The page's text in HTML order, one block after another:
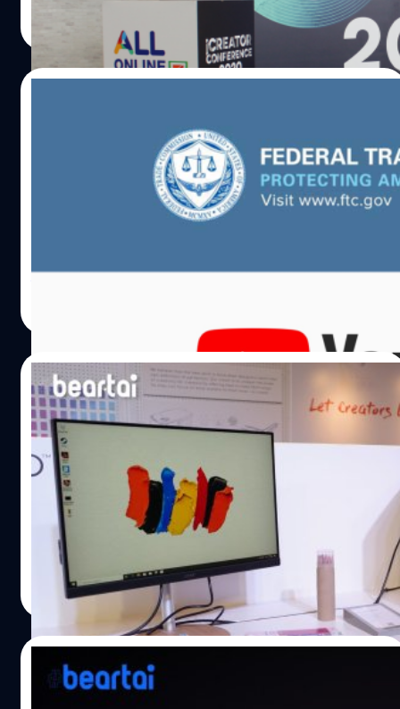
ออนไลน์และออฟไลน์ นายขจร เจียรนัยพานิชย์ ผู้บริหาร เดอะ
ซีโร่ พับลิชชิ่ง จำกัด ขึ้นกล่าวเปิดงาน “iCreator Conference
2020 presented by All Online” โดยเริ่มต้นด้วยการกล่าวถึง
สถิติของเม็ดเงินลงทุนในสื่อดิจิทัลของไทย พบว่าเพียงแค่ช่วง
ล้านบาท เมื่อเปรียบเทียบกับปี 2019 ที่เม็ดเงินลงทุนในสื่อ
ดิจิทัลตลอดทั้งปีอยู่ที่ 19,555 ล้านบาทแล้ว ถือว่าเติบโตอย่าง
ก้าวกระโดด โดยมีปัจจัยบวกคือวิกฤตโควิด…
Read More
สรุปประเด็น ช่องเด็กยังมีบน Youtube ต่อได้
หรือไม่ แล้วหลังจากนี้ Youtuber จะเป็นยังไง
เป็นเรื่องที่เหล่ายูทูบเบอร์และเหล่าครีเอเตอร์ต่างอกสั่นขวัญ
หายกันเป็นทิวแถว โดยเฉพาะเหล่าครีเอเตอร์ที่ทำคอนเทนต์
ซึ่งจะมีผลกระทบไปถึงเรื่องของการรับรายได้ในอนาคต ก่อนที่
มา ต้องมาทำความรู้จักกับกฎหมายที่เกี่ยวข้องกันก่อน FTC
และ COPPA คืออะไร (?) FTC หรือ Federal Trade
Commission คือคณะกรรมาธิการการค้าแห่งสหพันธรัฐของ
สหรัฐอเมริกา เป็นหน่วยงานที่ออกกฎหมายและกฎระเบียบ
ต่าง ๆ ที่เกี่ยวข้องกับข้อมูลส่วนบุคคล รวมไปถึงกฎหมายว่า
ด้วยความคุ้มครองข้อมูลส่วนบุคคลทางอินเทอร์เน็ตของเด็ก
(Children’s Online Privacy Protection Act) หรือที่เรียกสั้น
ๆ กันในตอนนี้ว่า "กฎหมาย COPPA" ซึ่งกฎหมาย COPPA
ที่ทาง FTC ได้ออกมานั้น ร่างขึ้นเมื่อปี 1998 (พ.ศ. 2541) และ
ประกาศบังคับใช้ตั้งแต่ปี 2000 (พ.ศ. 2543) และมีการ
ปรับปรุงเพิ่มเติมมาโดยตลอด สาระสำคัญของกฎหมายฉบับนี้
คือ "ปกป้องการนำข้อมูลของเด็กและเยาวชนที่อายุไม่ถึง 13 ปี
เข้าสู่ระบบอินเทอร์เน็ต" รวมไปถึงการจัดเก็บข้อมูลส่วนบุคคล
ของผู้ที่มีอายุต่ำกว่า…
17/11/2019
เปิดราคาไทย ConceptD คอมพิวเตอร์พันธุ์
ใหม่จาก Acer ที่ออกแบบเพื่อผู้สร้างสรรค์งาน
มือโปรโดยเฉพาะ
Acer เปิดตัว ConceptD แบรนด์คอมพิวเตอร์ที่ออกแบบมา
สำหรับผู้ใช้กลุ่ม Creator หรือผู้สร้างสรรค์ระดับมือโปรโดย
เฉพาะ โดยเน้นประสิทธิภาพของเครื่อง และฮาร์ดแวร์พิเศษ
เช่น Nvidia Quadro หรือจอที่มีความผิดเพี้ยนของสีน้อยเป็น
พิเศษเพื่อช่วยให้งานออกมาสมบูรณ์และรวดเร็วขึ้น
[su_quote cite="อลัน เจียง กรรมการผู้จัดการประจำ
ประเทศไทย และภูมิภาคอินโดไชน่า บริษัท เอเซอร์
คอมพิวเตอร์ จำกัด"]การเปิดตัวแบรนด์ ConceptD นับเป็นก้าว
ใหม่ที่ท้าทายสำหรับเอเซอร์ในการสร้างแบรนด์ผลิตภัณฑ์
สำหรับกลุ่ม Professional designer หรือ Digital Content
Creator ที่เอเซอร์มองเห็นความต้องการใช้งานเครื่องมือใน
เอกพล ชูเชิด | 2456 days ago
Read More
iCreator Conference 2019 เผย “โลกของ